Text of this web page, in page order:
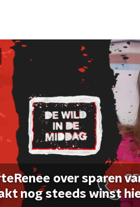
over sparen
nog steeds winst